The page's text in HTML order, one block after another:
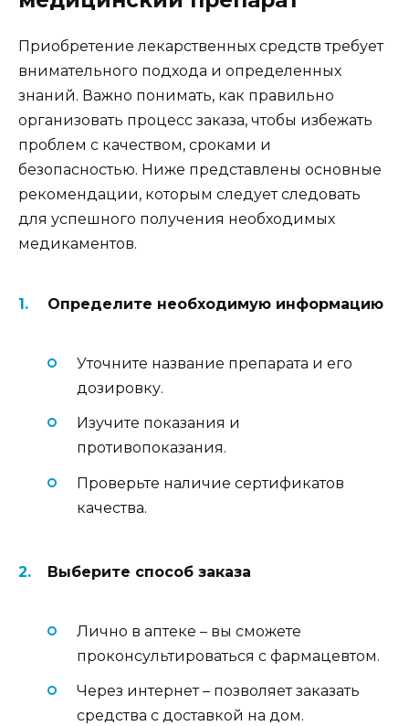
Приобретение лекарственных средств требует
внимательного подхода и определенных
знаний. Важно понимать, как правильно
организовать процесс заказа, чтобы избежать
проблем с качеством, сроками и
безопасностью. Ниже представлены основные
рекомендации, которым следует следовать
для успешного получения необходимых
медикаментов.
Определите необходимую информацию
Уточните название препарата и его
дозировку.
Изучите показания и
противопоказания.
Проверьте наличие сертификатов
качества.
Выберите способ заказа
Лично в аптеке – вы сможете
проконсультироваться с фармацевтом.
Через интернет – позволяет заказать
средства с доставкой на дом.